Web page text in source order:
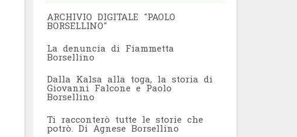
ARCHIVIO DIGITALE "PAOLO
BORSELLINO"
La denuncia di Fiammetta
Borsellino
Dalla Kalsa alla toga, la storia di
Giovanni Falcone e Paolo
Borsellino
Ti racconterò tutte le storie che
potrò. Di Agnese Borsellino